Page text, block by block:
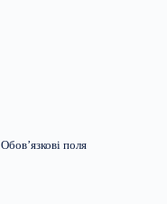
Обов’язкові поля